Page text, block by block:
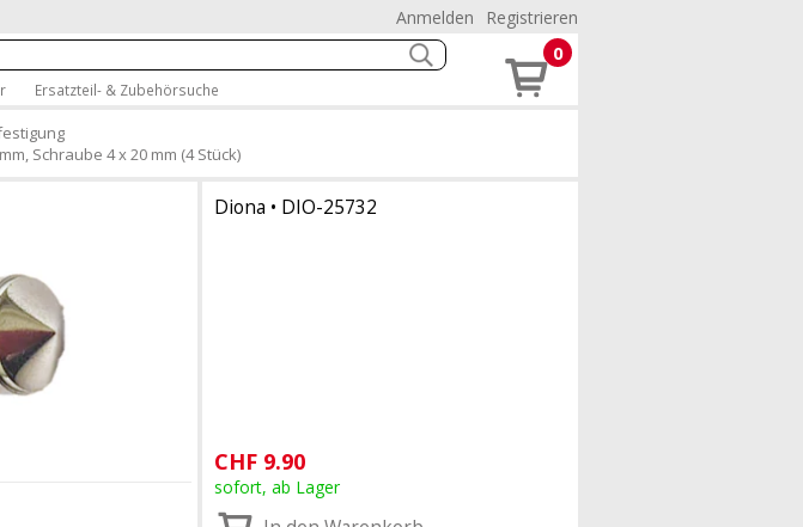
Anmelden Registrieren
Ersatzteil- & Zubehörsuche
0
Schraube 4 x 20 mm (4 Stück)
Diona • DIO-25732
CHF 9.90
sofort, ab Lager